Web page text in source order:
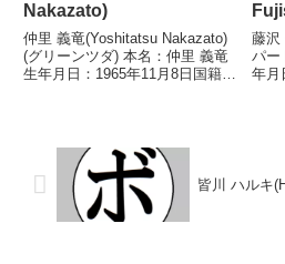
Nakazato)
仲里 義竜(Yoshitatsu Nakazato)
(グリーンツダ) 本名：仲里 義竜
生年月日：1965年11月8日国籍：
王 【戦歴】1984...
藤沢
パー
年月
皆川 ハルキ